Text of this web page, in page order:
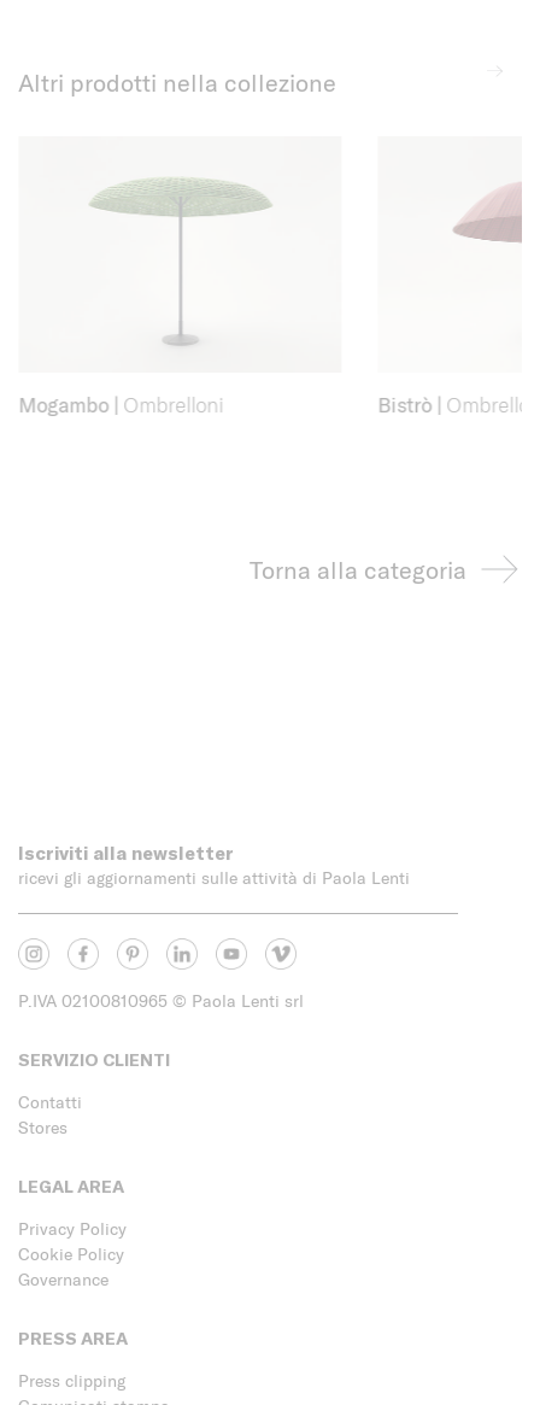
Altri prodotti nella collezione
Mogambo | Ombrelloni Bistrò |
Torna alla categoria
Iscriviti alla newsletter
ricevi gli aggiornamenti sulle attività di Paola Lenti
P.IVA 02100810965 © Paola Lenti srl
SERVIZIO CLIENTI
Contatti
Stores
LEGAL AREA
Privacy Policy
Cookie Policy
Governance
PRESS AREA
Press clipping